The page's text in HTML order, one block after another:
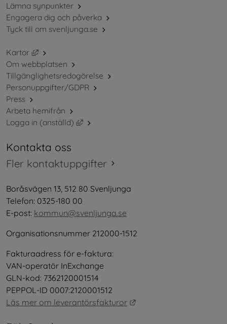
Lämna synpunkter
Engagera dig och påverka
Tyck till om svenljunga.se
Kartor
Länk till annan webbplats, öppnas i nytt fönster.
Om webbplatsen
Tillgänglighetsredogörelse
Personuppgifter/GDPR
Press
Arbeta hemifrån
Logga in (anställd)
Länk till annan webbplats, öppnas i nytt
Kontakta oss
Fler kontaktuppgifter
Boråsvägen 13, 512 80 Svenljunga
Telefon: 0325-180 00
E-post: kommun@svenljunga.se
Organisationsnummer 212000-1512
Fakturaadress för e-faktura:
VAN-operatör InExchange
GLN-kod: 7362120001514
PEPPOL-ID 0007:2120001512
Läs mer om leverantörsfakturor